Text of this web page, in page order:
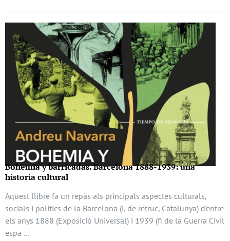
Bohemia y barricadas. Barcelona 1888-1939: una
historia cultural
Aquest llibre fa un repàs als principals aspectes culturals,
socials i polítics de la Barcelona (i, de retruc, Catalunya) d’entre
els anys 1888 (Exposició Universal) i 1939 (fi de la Guerra Civil
espa …